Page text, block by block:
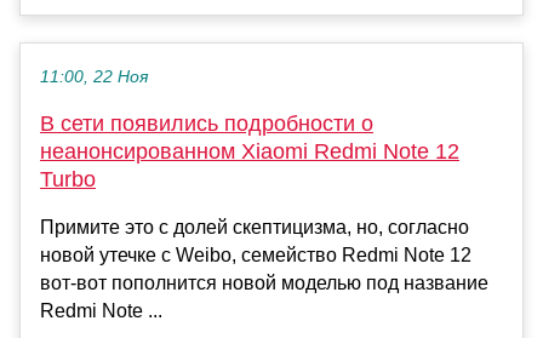
11:00, 22 Ноя
В сети появились подробности о
неанонсированном Xiaomi Redmi Note 12
Turbo
Примите это с долей скептицизма, но, согласно
новой утечке с Weibo, семейство Redmi Note 12
вот-вот пополнится новой моделью под название
Redmi Note ...